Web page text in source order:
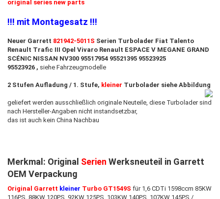
original series new parts​
!!! mit Montagesatz !!!
Neuer Garrett 821942-5011S Serien Turbolader Fiat Talento
Renault Trafic III Opel Vivaro Renault ESPACE V MEGANE GRAND
SCÉNIC NISSAN NV300 95517954 95521395 95523925
95523926 , siehe Fahrzeugmodelle
2 Stufen Aufladung / 1. Stufe, kleiner Turbolader siehe Abbildung
geliefert werden ausschließlich originale Neuteile, diese Turbolader sind
nach Hersteller-Angaben nicht instandsetzbar,
das ist auch ​kein China Nachbau
Merkmal: Original Serien Werksneuteil in Garrett
OEM Verpackung
Original Garrett kleiner Turbo GT1549S für 1,6 CDTi 1598ccm 85KW
116PS, 88KW 120PS, 92KW 125PS, 103KW 140PS, 107KW 145PS /